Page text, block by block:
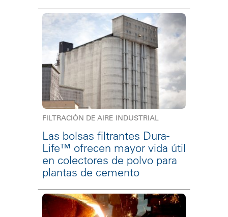
FILTRACIÓN DE AIRE INDUSTRIAL
Las bolsas filtrantes Dura-
Life™ ofrecen mayor vida útil
en colectores de polvo para
plantas de cemento